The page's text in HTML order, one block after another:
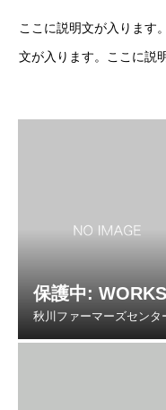
ここに説明文が入ります
文が入ります。ここに説
保護中: WORKS